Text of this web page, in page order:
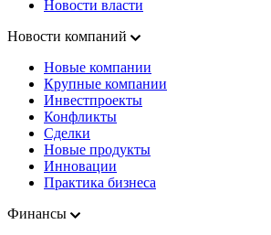
Новости власти
Новости компаний
Новые компании
Крупные компании
Инвестпроекты
Конфликты
Сделки
Новые продукты
Инновации
Практика бизнеса
Финансы